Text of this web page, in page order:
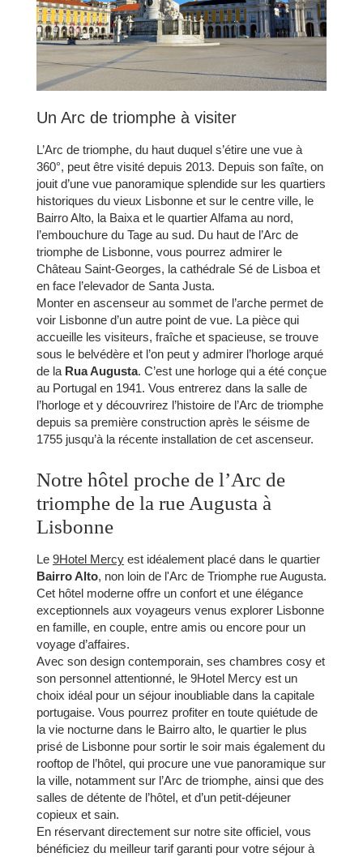
Un Arc de triomphe à visiter
L’Arc de triomphe, du haut duquel s’étire une vue à
360°, peut être visité depuis 2013. Depuis son faîte, on
jouit d’une vue panoramique splendide sur les quartiers
historiques du vieux Lisbonne et sur le centre ville, le
Bairro Alto, la Baixa et le quartier Alfama au nord,
l’embouchure du Tage au sud. Du haut de l’Arc de
triomphe de Lisbonne, vous pourrez admirer le
Château Saint-Georges, la cathédrale Sé de Lisboa et
en face l’elevador de Santa Justa.
Monter en ascenseur au sommet de l’arche permet de
voir Lisbonne d’un autre point de vue. La pièce qui
accueille les visiteurs, fraîche et spacieuse, se trouve
sous le belvédère et l’on peut y admirer l’horloge arqué
de la Rua Augusta. C’est une horloge qui a été conçue
au Portugal en 1941. Vous entrerez dans la salle de
l’horloge et y découvrirez l’histoire de l’Arc de triomphe
depuis sa première construction après le séisme de
1755 jusqu’à la récente installation de cet ascenseur.
Notre hôtel proche de l’Arc de
triomphe de la rue Augusta à
Lisbonne
Le 9Hotel Mercy est idéalement placé dans le quartier
Bairro Alto, non loin de l'Arc de Triomphe rue Augusta.
Cet hôtel moderne offre un confort et une élégance
exceptionnels aux voyageurs venus explorer Lisbonne
en famille, en couple, entre amis ou encore pour un
voyage d’affaires.
Avec son design contemporain, ses chambres cosy et
son personnel attentionné, le 9Hotel Mercy est un
choix idéal pour un séjour inoubliable dans la capitale
portugaise. Vous pourrez profiter en toute quiétude de
la vie nocturne dans le Bairro alto, le quartier le plus
prisé de Lisbonne pour sortir le soir mais également du
rooftop de l’hôtel, qui procure une vue panoramique sur
la ville, notamment sur l’Arc de triomphe, ainsi que des
salles de détente de l’hôtel, et d’un petit-déjeuner
copieux et sain.
En réservant directement sur notre site officiel, vous
bénéficiez du meilleur tarif garanti pour votre séjour à
CHAMBRES
SERVICES
GALERIE
OFFRES
TOURISME
ENTREPRISES & GROUPES
CONTACT
FR
EN PT